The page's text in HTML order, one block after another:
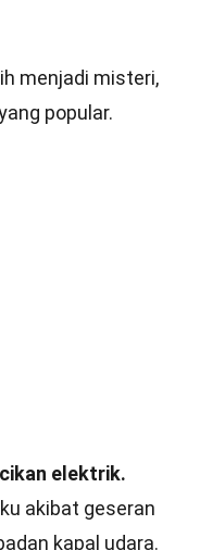
menjadi misteri,
popular.
elektrik.
akibat geseran
kapal udara.